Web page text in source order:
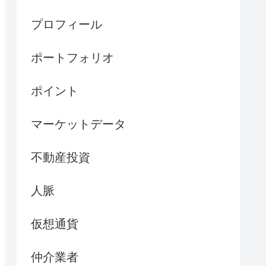
プロフィール
ポートフォリオ
ポイント
マーケットデータ
不動産投資
人脈
仮想通貨
仲介業者